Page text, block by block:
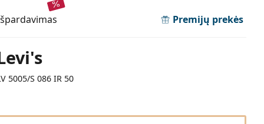
išpardavimas Premijų prekės
5005/S 086 IR 50